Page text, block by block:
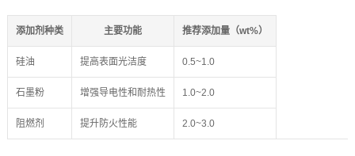
添加剂种类 主要功能 推荐添加量（wt%）
硅油 提高表面光洁度 0.5~1.0
石墨粉 增强导电性和耐热性 1.0~2.0
阻燃剂 提升防火性能 2.0~3.0